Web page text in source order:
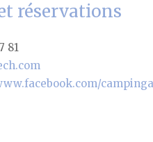
réservations
81